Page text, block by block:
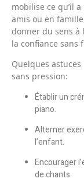
mobilise ce qu’il
amis ou en
donner du sens à
la confiance sans
Quelques
sans pression:
Établir un
piano.
Alterner
l’enfant.
Encourager
de chants.